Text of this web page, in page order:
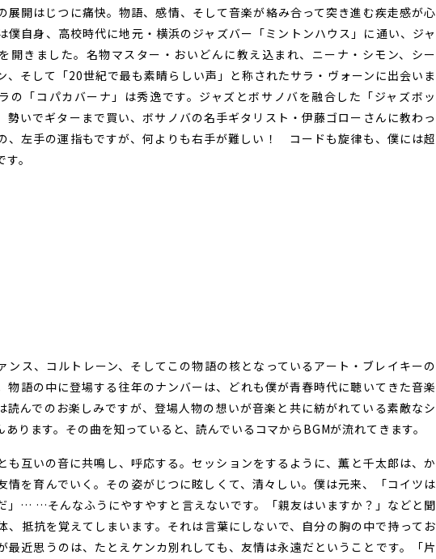
展開はじつに痛快。物語、感情、そして音楽が絡み合って突き進む疾走感が心
僕自身、高校時代に地元・横浜のジャズバー「ミントンハウス」に通い、ジャ
開きました。名物マスター・おいどんに教え込まれ、ニーナ・シモン、シー
、そして「20世紀で最も素晴らしい声」と称されたサラ・ヴォーンに出会いま
の「コパカバーナ」は秀逸です。ジャズとボサノバを融合した「ジャズボッ
勢いでギターまで買い、ボサノバの名手ギタリスト・伊藤ゴローさんに教わっ
、左手の運指もですが、何よりも右手が難しい！ コードも旋律も、僕には超
。
ンス、コルトレーン、そしてこの物語の核となっているアート・ブレイキーの
物語の中に登場する往年のナンバーは、どれも僕が青春時代に聴いてきた音楽
読んでのお楽しみですが、登場人物の想いが音楽と共に紡がれている素敵なシ
あります。その曲を知っていると、読んでいるコマからBGMが流れてきます。
も互いの音に共鳴し、呼応する。セッションをするように、薫と千太郎は、か
情を育んでいく。その姿がじつに眩しくて、清々しい。僕は元来、「コイツは
」… …そんなふうにやすやすと言えないです。「親友はいますか？」などと聞
、抵抗を覚えてしまいます。それは言葉にしないで、自分の胸の中で持ってお
最近思うのは、たとえケンカ別れしても、友情は永遠だということです。「片